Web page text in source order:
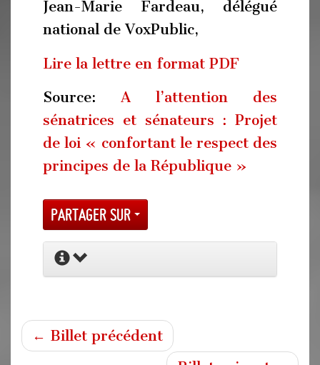
Jean-Marie Fardeau, délégué
national de VoxPublic,
Lire la lettre en format PDF
Source: A l’attention des
sénatrices et sénateurs : Projet
de loi « confortant le respect des
principes de la République »
Partager sur
← Billet précédent